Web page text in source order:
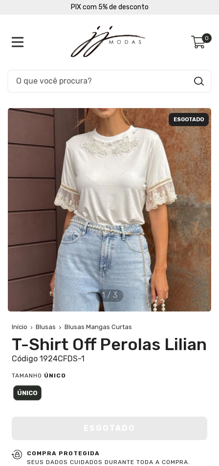
PIX com 5% de desconto
0
ESGOTADO
1 / 3
Início Blusas Blusas Mangas Curtas
T-Shirt Off Perolas Lilian
Código 1924CFDS-1
TAMANHO ÚNICO
ÚNICO
COMPRA PROTEGIDA
SEUS DADOS CUIDADOS DURANTE TODA A COMPRA.